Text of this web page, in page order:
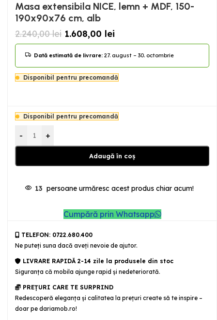
Masa extensibila NICE, lemn + MDF, 150-
190x90x76 cm, alb
2.240,00lei 1.608,00 lei
Dată estimată de livrare: 27. august – 30. octombrie
Disponibil pentru precomandă
Disponibil pentru precomandă
- +
Adaugă în coș
13 persoane urmăresc acest produs chiar acum!
Cumpără prin Whatsapp
TELEFON: 0722.680.400
Ne puteţi suna dacă aveţi nevoie de ajutor.
LIVRARE RAPIDĂ 2-14 zile la produsele din stoc
Siguranţa că mobila ajunge rapid şi nedeteriorată.
PREȚURI CARE TE SURPRIND
Redescoperă eleganța și calitatea la prețuri create să te inspire –
doar pe dariamob.ro!